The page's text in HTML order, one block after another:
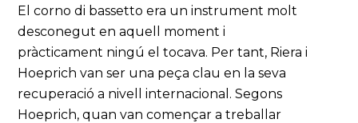
El corno di bassetto era un instrument molt
desconegut en aquell moment i
pràcticament ningú el tocava. Per tant, Riera i
Hoeprich van ser una peça clau en la seva
recuperació a nivell internacional. Segons
Hoeprich, quan van començar a treballar